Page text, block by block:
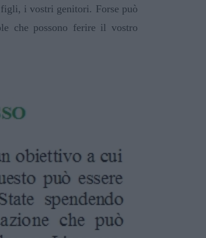
i vostri genitori. Forse può
che possono ferire il vostro